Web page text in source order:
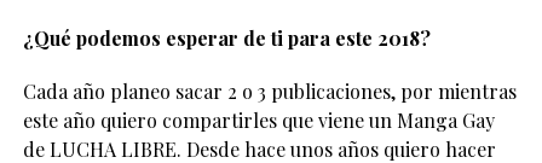
¿Qué podemos esperar de ti para este 2018?
Cada año planeo sacar 2 o 3 publicaciones, por mientras
este año quiero compartirles que viene un Manga Gay
de LUCHA LIBRE. Desde hace unos años quiero hacer